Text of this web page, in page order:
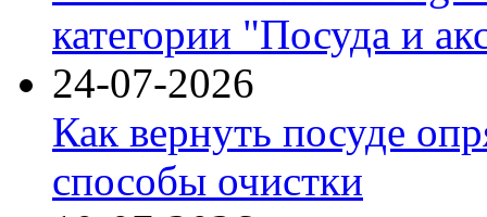
категории "Посуда и
24-07-2026
Как вернуть посуде
способы очистки